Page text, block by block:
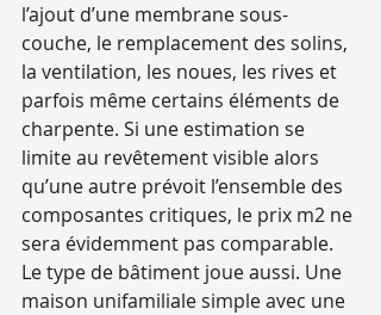
l’ajout d’une membrane sous-
couche, le remplacement des solins,
la ventilation, les noues, les rives et
parfois même certains éléments de
charpente. Si une estimation se
limite au revêtement visible alors
qu’une autre prévoit l’ensemble des
composantes critiques, le prix m2 ne
sera évidemment pas comparable.
Le type de bâtiment joue aussi. Une
maison unifamiliale simple avec une